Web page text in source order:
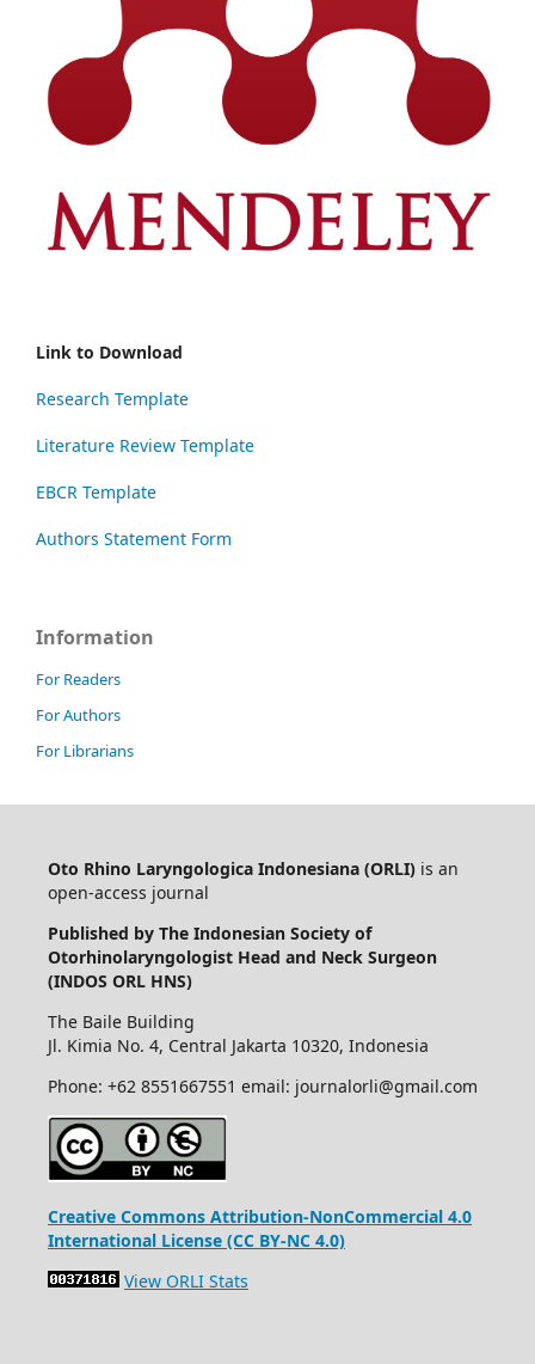
Link to Download
Research Template
Literature Review Template
EBCR Template
Authors Statement Form
Information
For Readers
For Authors
For Librarians
Oto Rhino Laryngologica Indonesiana (ORLI) is an
open-access journal
Published by The Indonesian Society of
Otorhinolaryngologist Head and Neck Surgeon
(INDOS ORL HNS)
The Baile Building
Jl. Kimia No. 4, Central Jakarta 10320, Indonesia
Phone: +62 8551667551 email: journalorli@gmail.com
Creative Commons Attribution-NonCommercial 4.0
International License (CC BY-NC 4.0)
View ORLI Stats